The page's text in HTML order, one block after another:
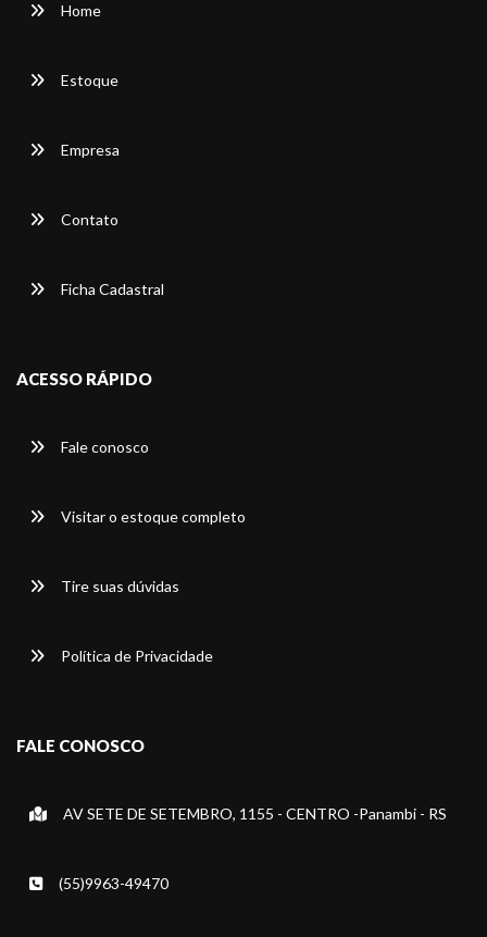
Home
Estoque
Empresa
Contato
Ficha Cadastral
ACESSO RÁPIDO
Fale conosco
Visitar o estoque completo
Tire suas dúvidas
Política de Privacidade
FALE CONOSCO
AV SETE DE SETEMBRO, 1155 - CENTRO -Panambi - RS
(55)9963-49470